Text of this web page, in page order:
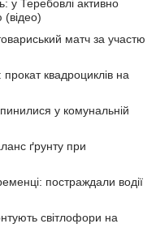
у Теребовлі активно
матч за участю
квадроциклів на
у комунальній
ґрунту при
постраждали водії
світлофори на